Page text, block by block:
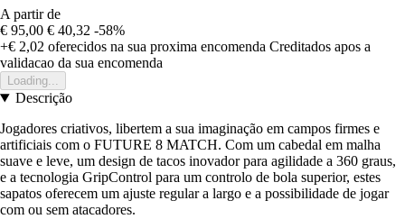
A partir de
€ 95,00 € 40,32 -58%
+€ 2,02 oferecidos na sua proxima encomenda Creditados apos a
validacao da sua encomenda
Loading...
Descrição
Jogadores criativos, libertem a sua imaginação em campos firmes e
artificiais com o FUTURE 8 MATCH. Com um cabedal em malha
suave e leve, um design de tacos inovador para agilidade a 360 graus,
e a tecnologia GripControl para um controlo de bola superior, estes
sapatos oferecem um ajuste regular a largo e a possibilidade de jogar
com ou sem atacadores.